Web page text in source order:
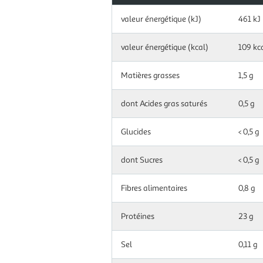
nutritionnelles
g|ml
valeur énergétique (kJ) 461 kJ
valeur énergétique (kcal) 109
Matières grasses 1,5 g
dont Acides gras saturés 0,5 g
Glucides < 0,5 g
dont Sucres < 0,5 g
Fibres alimentaires 0,8 g
Protéines 23 g
Sel 0,11 g